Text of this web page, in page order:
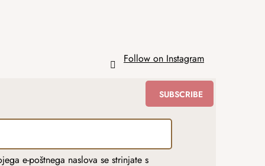
Follow on Instagram
e-poštnega naslova se strinjate s
SUBSCRIBE